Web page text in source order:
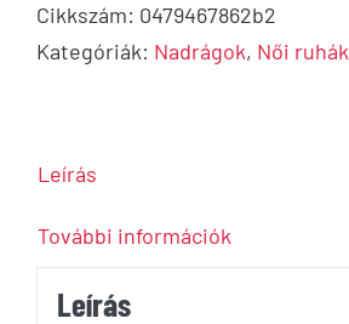
Cikkszám: 0479467862b2
Kategóriák: Nadrágok, Női ruhák
Leírás
További információk
Leírás